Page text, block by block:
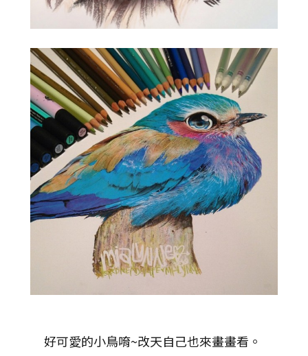
好可愛的小鳥唷~改天自己也來畫畫看。